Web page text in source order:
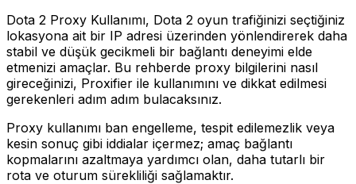
Dota 2 Proxy Kullanımı, Dota 2 oyun trafiğinizi seçtiğiniz
lokasyona ait bir IP adresi üzerinden yönlendirerek daha
stabil ve düşük gecikmeli bir bağlantı deneyimi elde
etmenizi amaçlar. Bu rehberde proxy bilgilerini nasıl
gireceğinizi, Proxifier ile kullanımını ve dikkat edilmesi
gerekenleri adım adım bulacaksınız.
Proxy kullanımı ban engelleme, tespit edilemezlik veya
kesin sonuç gibi iddialar içermez; amaç bağlantı
kopmalarını azaltmaya yardımcı olan, daha tutarlı bir
rota ve oturum sürekliliği sağlamaktır.